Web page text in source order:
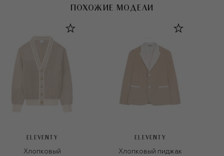
ПОХОЖИЕ МОДЕЛИ
ELEVENTY
Хлопковый
ELEVENTY
Хлопковый пиджак